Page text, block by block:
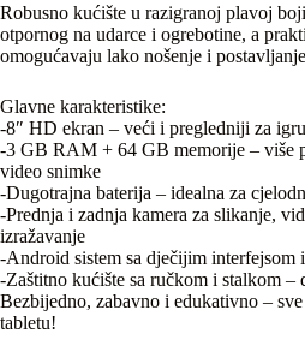
Robusno kućište u razigranoj plavoj
otpornog na udarce i ogrebotine, a
omogućavaju lako nošenje i
Glavne karakteristike:
-8″ HD ekran – veći i pregledniji za
-3 GB RAM + 64 GB memorije – više
video snimke
-Dugotrajna baterija – idealna za
-Prednja i zadnja kamera za slikanje,
izražavanje
-Android sistem sa dječijim interfejsom
-Zaštitno kućište sa ručkom i stalkom –
Bezbijedno, zabavno i edukativno –
tabletu!